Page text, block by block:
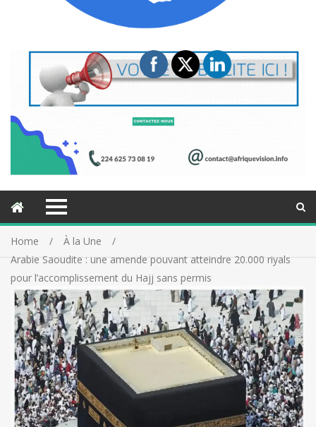
Home
À la Une
Arabie Saoudite : une amende pouvant atteindre 20.000 riyals
pour l’accomplissement du Hajj sans permis